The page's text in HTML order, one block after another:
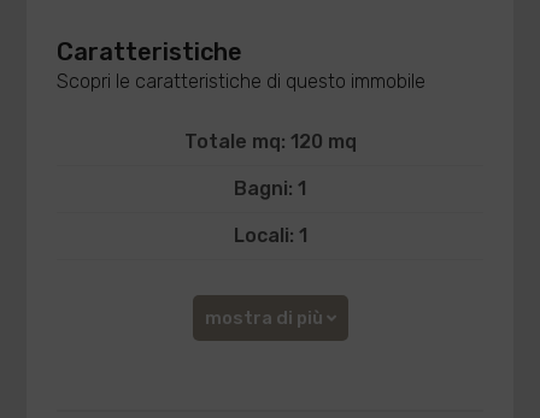
Caratteristiche
Scopri le caratteristiche di questo immobile
Totale mq: 120 mq
Bagni: 1
Locali: 1
mostra di più